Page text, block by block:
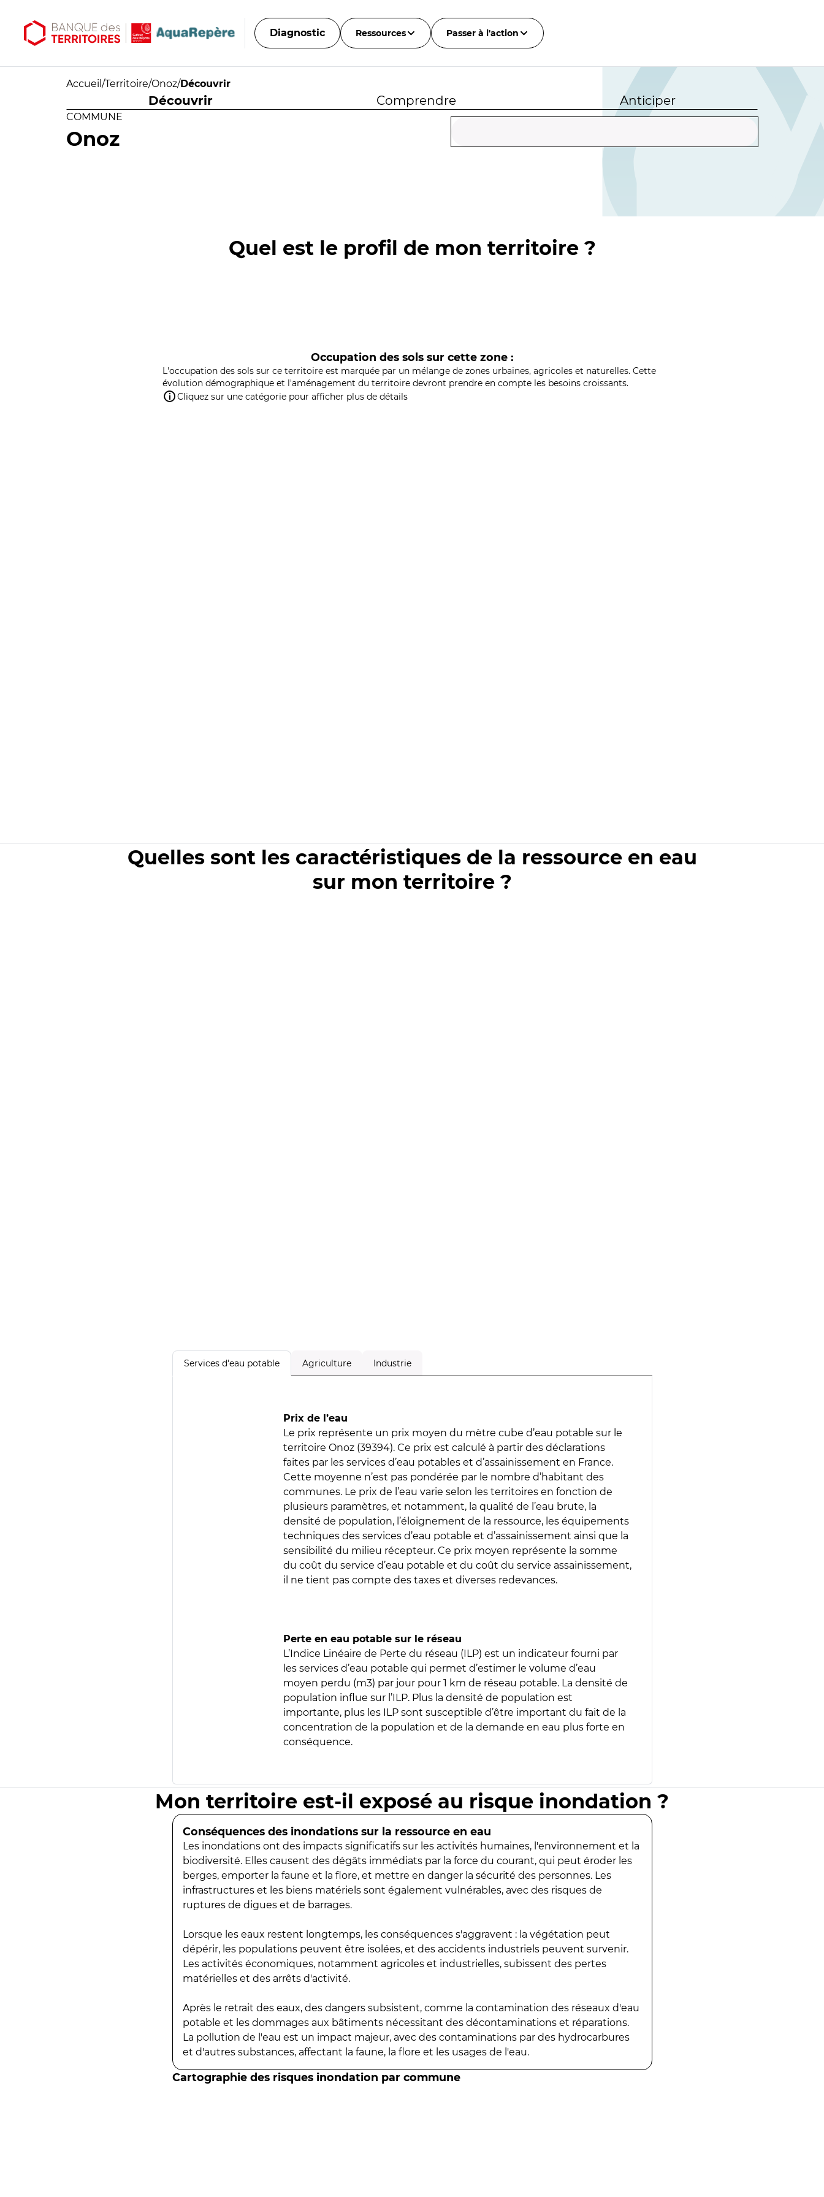
Diagnostic Ressources Passer à l'action
Accueil /Territoire/Onoz/Découvrir
Découvrir Comprendre Anticiper
COMMUNE
Onoz
Quel est le profil de mon territoire ?
Occupation des sols sur cette zone :
L'occupation des sols sur ce territoire est marquée par un mélange de zones urbaines, agricoles et naturelles. Cette
évolution démographique et l'aménagement du territoire devront prendre en compte les besoins croissants.
Cliquez sur une catégorie pour afficher plus de détails
Quelles sont les caractéristiques de la ressource en eau
sur mon territoire ?
Services d'eau potable Agriculture Industrie
Prix de l’eau
Le prix représente un prix moyen du mètre cube d’eau potable sur le
territoire Onoz (39394). Ce prix est calculé à partir des déclarations
faites par les services d’eau potables et d’assainissement en France.
Cette moyenne n’est pas pondérée par le nombre d’habitant des
communes. Le prix de l’eau varie selon les territoires en fonction de
plusieurs paramètres, et notamment, la qualité de l’eau brute, la
densité de population, l’éloignement de la ressource, les équipements
techniques des services d’eau potable et d’assainissement ainsi que la
sensibilité du milieu récepteur. Ce prix moyen représente la somme
du coût du service d’eau potable et du coût du service assainissement,
il ne tient pas compte des taxes et diverses redevances.
Perte en eau potable sur le réseau
L’Indice Linéaire de Perte du réseau (ILP) est un indicateur fourni par
les services d’eau potable qui permet d’estimer le volume d’eau
moyen perdu (m3) par jour pour 1 km de réseau potable. La densité de
population influe sur l’ILP. Plus la densité de population est
importante, plus les ILP sont susceptible d’être important du fait de la
concentration de la population et de la demande en eau plus forte en
conséquence.
Mon territoire est-il exposé au risque inondation ?
Conséquences des inondations sur la ressource en eau
Les inondations ont des impacts significatifs sur les activités humaines, l'environnement et la
biodiversité. Elles causent des dégâts immédiats par la force du courant, qui peut éroder les
berges, emporter la faune et la flore, et mettre en danger la sécurité des personnes. Les
infrastructures et les biens matériels sont également vulnérables, avec des risques de
ruptures de digues et de barrages.
Lorsque les eaux restent longtemps, les conséquences s'aggravent : la végétation peut
dépérir, les populations peuvent être isolées, et des accidents industriels peuvent survenir.
Les activités économiques, notamment agricoles et industrielles, subissent des pertes
matérielles et des arrêts d'activité.
Après le retrait des eaux, des dangers subsistent, comme la contamination des réseaux d'eau
potable et les dommages aux bâtiments nécessitant des décontaminations et réparations.
La pollution de l'eau est un impact majeur, avec des contaminations par des hydrocarbures
et d'autres substances, affectant la faune, la flore et les usages de l'eau.
Cartographie des risques inondation par commune